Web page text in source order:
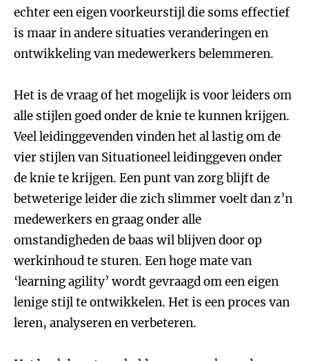
echter een eigen voorkeurstijl die soms effectief
is maar in andere situaties veranderingen en
ontwikkeling van medewerkers belemmeren.
Het is de vraag of het mogelijk is voor leiders om
alle stijlen goed onder de knie te kunnen krijgen.
Veel leidinggevenden vinden het al lastig om de
vier stijlen van Situationeel leidinggeven onder
de knie te krijgen. Een punt van zorg blijft de
betweterige leider die zich slimmer voelt dan z’n
medewerkers en graag onder alle
omstandigheden de baas wil blijven door op
werkinhoud te sturen. Een hoge mate van
‘learning agility’ wordt gevraagd om een eigen
lenige stijl te ontwikkelen. Het is een proces van
leren, analyseren en verbeteren.